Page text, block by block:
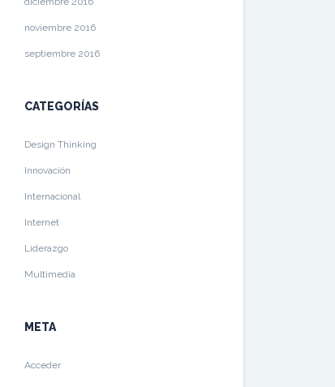
noviembre 2016
septiembre 2016
CATEGORÍAS
Design Thinking
Innovación
Internacional
Internet
Liderazgo
Multimedia
META
Acceder